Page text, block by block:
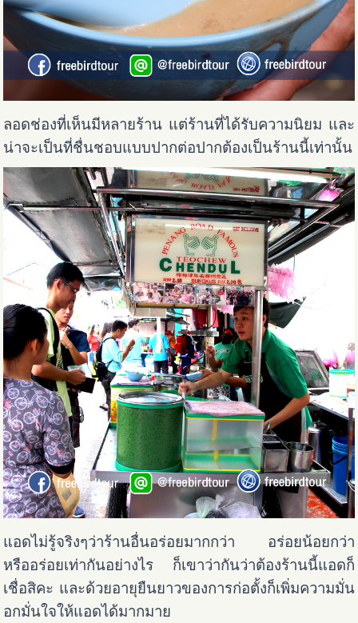
ลอดช่องที่เห็นมีหลายร้าน แต่ร้านที่ได้รับความนิยม และ
น่าจะเป็นที่ชื่นชอบแบบปากต่อปากต้องเป็นร้านนี้เท่านั้น
แอดไม่รู้จริงๆว่าร้านอื่นอร่อยมากกว่า อร่อยน้อยกว่า
หรืออร่อยเท่ากันอย่างไร ก็เขาว่ากันว่าต้องร้านนี้แอดก็
เชื่อสิคะ และด้วยอายุยืนยาวของการก่อตั้งก็เพิ่มความมั่น
อกมั่นใจให้แอดได้มากมาย